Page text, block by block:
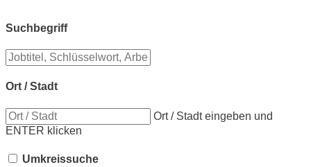
Suchbegriff
Ort / Stadt
Ort / Stadt eingeben und
ENTER klicken
Umkreissuche